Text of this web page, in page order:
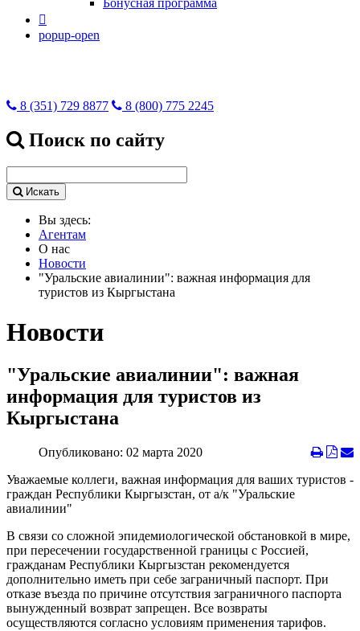

popup-open
8 (351) 729 8877 8 (800) 775 2245
Поиск по сайту
Искать
Вы здесь:
Агентам
О нас
Новости
"Уральские авиалинии": важная информация для
туристов из Кыргыстана
Новости
"Уральские авиалинии": важная
информация для туристов из
Кыргыстана
Опубликовано: 02 марта 2020
Уважаемые коллеги, важная информация для ваших туристов -
граждан Республики Кыргызстан, от а/к "Уральские
авиалинии"
В связи со сложной эпидемиологической обстановкой в мире,
при пересечении государственной границы с Россией,
гражданам Республики Кыргызстан рекомендуется
дополнительно иметь при себе заграничный паспорт. При
отказе въезда по причине отсутствия заграничного паспорта
вынужденный возврат запрещен. Все возвраты
осуществляются согласно условиям применения тарифов.